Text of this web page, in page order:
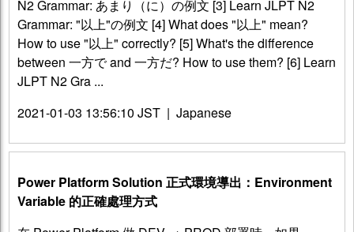
N2 Grammar: あまり（に）の例文 [3] Learn JLPT N2
Grammar: "以上"の例文 [4] What does "以上" mean?
How to use "以上" correctly? [5] What's the difference
between 一方で and 一方だ? How to use them? [6] Learn
JLPT N2 Gra ...
2021-01-03 13:56:10 JST | Japanese
Power Platform Solution 正式環境導出：Environment
Variable 的正確處理方式